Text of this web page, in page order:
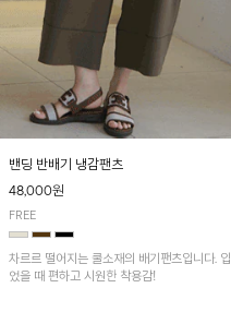
밴딩 반배기 냉감팬츠
48,000원
FREE
차르르 떨어지는 쿨소재의 배기팬츠입니다. 입
었을 때 편하고 시원한 착용감!